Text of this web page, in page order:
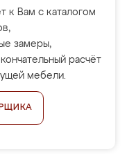
к Вам с каталогом
замеры,
расчёт
мебели.